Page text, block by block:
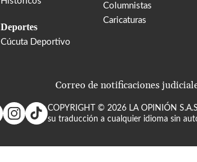
Deportes
Cúcuta Deportivo
Columnistas
Caricaturas
Correo de notificaciones
COPYRIGHT © 2026 LA OPINIÓN
su traducción a cualquier idioma sin